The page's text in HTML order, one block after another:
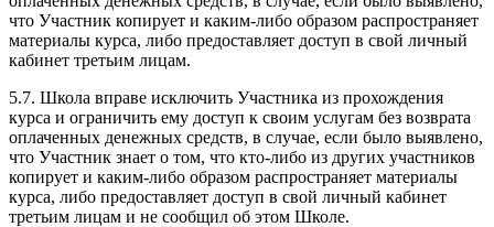
что Участник копирует и каким-либо образом распространяет
материалы курса, либо предоставляет доступ в свой личный
кабинет третьим лицам.
5.7. Школа вправе исключить Участника из прохождения
курса и ограничить ему доступ к своим услугам без возврата
оплаченных денежных средств, в случае, если было выявлено,
что Участник знает о том, что кто-либо из других участников
копирует и каким-либо образом распространяет материалы
курса, либо предоставляет доступ в свой личный кабинет
третьим лицам и не сообщил об этом Школе.